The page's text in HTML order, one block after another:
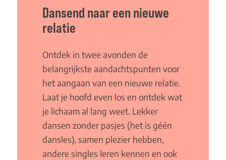
Dansend naar een nieuwe
relatie
Ontdek in twee avonden de
belangrijkste aandachtspunten voor
het aangaan van een nieuwe relatie.
Laat je hoofd even los en ontdek wat
je lichaam al lang weet. Lekker
dansen zonder pasjes (het is géén
dansles), samen plezier hebben,
andere singles leren kennen en ook